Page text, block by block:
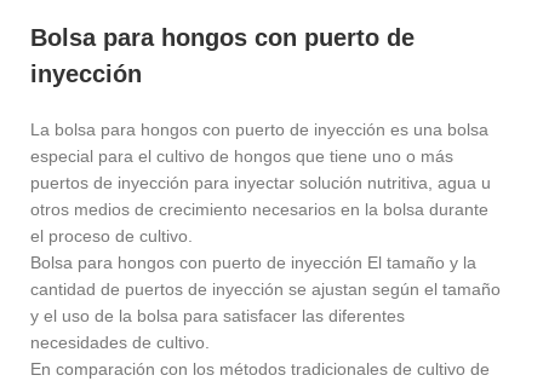
Bolsa para hongos con puerto de
inyección
La bolsa para hongos con puerto de inyección es una bolsa
especial para el cultivo de hongos que tiene uno o más
puertos de inyección para inyectar solución nutritiva, agua u
otros medios de crecimiento necesarios en la bolsa durante
el proceso de cultivo.
Bolsa para hongos con puerto de inyección El tamaño y la
cantidad de puertos de inyección se ajustan según el tamaño
y el uso de la bolsa para satisfacer las diferentes
necesidades de cultivo.
En comparación con los métodos tradicionales de cultivo de